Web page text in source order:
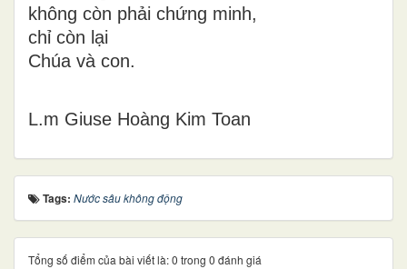
không còn phải chứng minh,
chỉ còn lại
Chúa và con.
L.m Giuse Hoàng Kim Toan
Tags: Nước sâu không động
Tổng số điểm của bài viết là: 0 trong 0 đánh giá